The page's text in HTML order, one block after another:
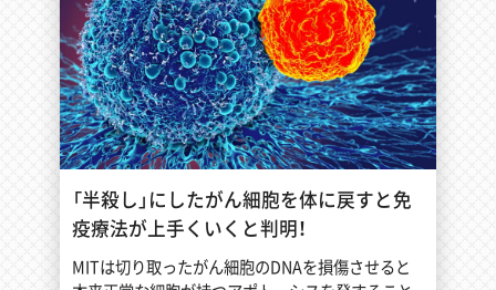
「半殺し」にしたがん細胞を体に戻すと免
疫療法が上手くいくと判明！
MITは切り取ったがん細胞のDNAを損傷させると